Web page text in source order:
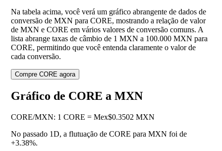
Na tabela acima, você verá um gráfico abrangente de dados de
conversão de MXN para CORE, mostrando a relação de valor
de MXN e CORE em vários valores de conversão comuns. A
lista abrange taxas de câmbio de 1 MXN a 100.000 MXN para
CORE, permitindo que você entenda claramente o valor de
cada conversão.
Compre CORE agora
Gráfico de CORE a MXN
CORE/MXN: 1 CORE = Mex$0.3502 MXN
No passado 1D, a flutuação de CORE para MXN foi de
+3.38%.